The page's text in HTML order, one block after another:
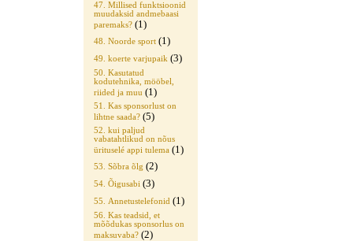
47. Millised funktsioonid
muudaksid andmebaasi
paremaks? (1)
48. Noorde sport (1)
49. koerte varjupaik (3)
50. Kasutatud
kodutehnika, mööbel,
riided ja muu (1)
51. Kas sponsorlust on
lihtne saada? (5)
52. kui paljud
vabatahtlikud on nõus
ürituselé appi tulema (1)
53. Sõbra õlg (2)
54. Õigusabi (3)
55. Annetustelefonid (1)
56. Kas teadsid, et
mõõdukas sponsorlus on
maksuvaba? (2)